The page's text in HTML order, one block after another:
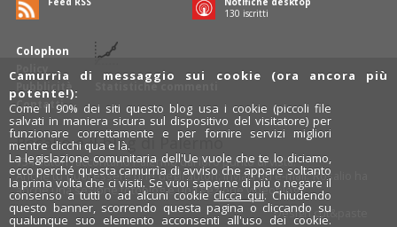
Colophon
Policy
Pubblicità
Contatti
Statistiche commenti
130 iscritti
Rosalio è il blog di Palermo
754 autoriraccontano Palermo dal loro punto di vista.
Anche tu puoi essere uno degli autori: inviaci un' e-mail. Rosalio ha
anche una sezionefotobloge una sezionevideoblog.
Designcut&paste
Camurrìa di messaggio sui cookie (ora ancora più
potente!):
Come il 90% dei siti questo blog usa i cookie (piccoli file
salvati in maniera sicura sul dispositivo del visitatore) per
funzionare correttamente e per fornire servizi migliori
mentre clicchi qua e là.
La legislazione comunitaria dell'Ue vuole che te lo diciamo,
ecco perché questa camurrìa di avviso che appare soltanto
la prima volta che ci visiti. Se vuoi saperne di più o negare il
consenso a tutti o ad alcuni cookie clicca qui. Chiudendo
questo banner, scorrendo questa pagina o cliccando su
qualunque suo elemento acconsenti all'uso dei cookie.